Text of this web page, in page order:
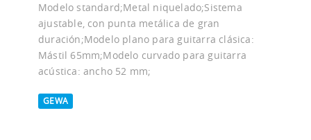
Modelo standard;Metal niquelado;Sistema
ajustable, con punta metálica de gran
duración;Modelo plano para guitarra clásica:
Mástil 65mm;Modelo curvado para guitarra
acústica: ancho 52 mm;
GEWA